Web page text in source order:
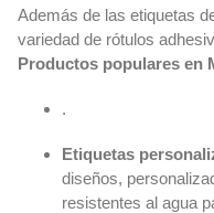
Además de las etiquetas
variedad de rótulos
Productos populares en
.
Etiquetas
diseños,
resistentes al agua